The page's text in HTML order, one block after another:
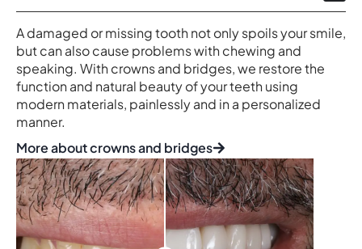
A damaged or missing tooth not only spoils your smile,
but can also cause problems with chewing and
speaking. With crowns and bridges, we restore the
function and natural beauty of your teeth using
modern materials, painlessly and in a personalized
manner.
More about crowns and bridges